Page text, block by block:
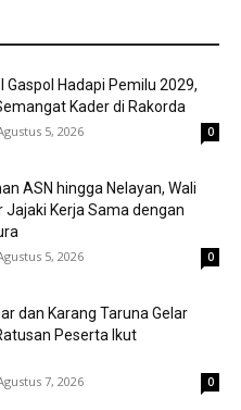
Gaspol Hadapi Pemilu 2029,
Kader di Rakorda
5, 2026 0
ASN hingga Nelayan, Wali
Jajaki Kerja Sama dengan
5, 2026 0
dan Karang Taruna Gelar
Peserta Ikut
7, 2026 0